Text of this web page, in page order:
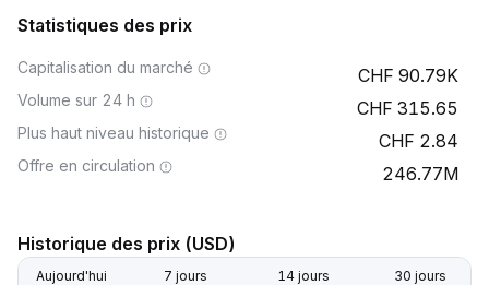
Statistiques des prix
Capitalisation du marché 90.79K
Volume sur 24 h 315.65
Plus haut niveau historique 2.84
Offre en circulation 246.77M
Historique des prix (USD)
Aujourd'hui 7 jours 14 jours 30 jours